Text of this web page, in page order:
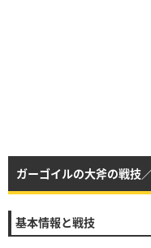
ガーゴイルの大斧の戦技
基本情報と戦技